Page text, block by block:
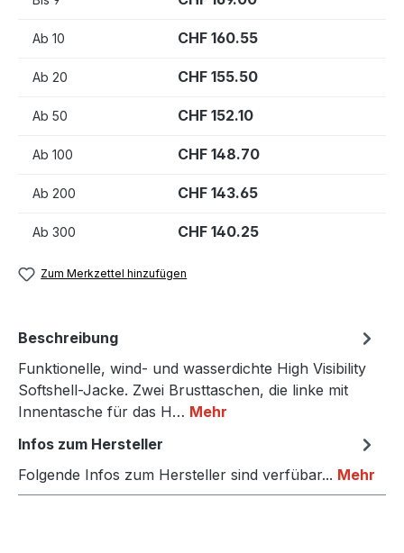
Ab 10 CHF 160.55
Ab 20 CHF 155.50
Ab 50 CHF 152.10
Ab 100 CHF 148.70
Ab 200 CHF 143.65
Ab 300 CHF 140.25
Zum Merkzettel hinzufügen
Beschreibung
Funktionelle, wind- und wasserdichte High Visibility
Softshell-Jacke. Zwei Brusttaschen, die linke mit
Innentasche für das H… Mehr
Infos zum Hersteller
Folgende Infos zum Hersteller sind verfübar... Mehr